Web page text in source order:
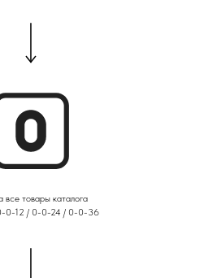
все товары каталога
0-12 / 0-0-24 / 0-0-36